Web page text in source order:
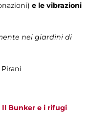
e le vibrazioni
nei giardini di
Il Bunker e i rifugi